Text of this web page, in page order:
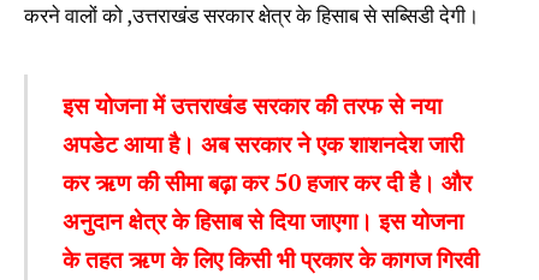
करने वालों को ,उत्तराखंड सरकार क्षेत्र के हिसाब से सब्सिडी देगी।
इसयोजना में उत्तराखंड सरकार की तरफ से नया
अपडेट आया है। अब सरकार ने एक शाशनदेश जारी
कर ऋण की सीमा बढ़ा कर 50 हजार कर दी है। और
अनुदान क्षेत्र के हिसाब से दिया जाएगा। इस योजना
के तहत ऋण के लिए किसी भी प्रकार के कागज गिरवी